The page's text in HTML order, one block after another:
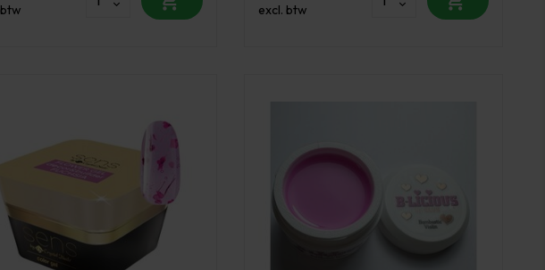
excl. btw